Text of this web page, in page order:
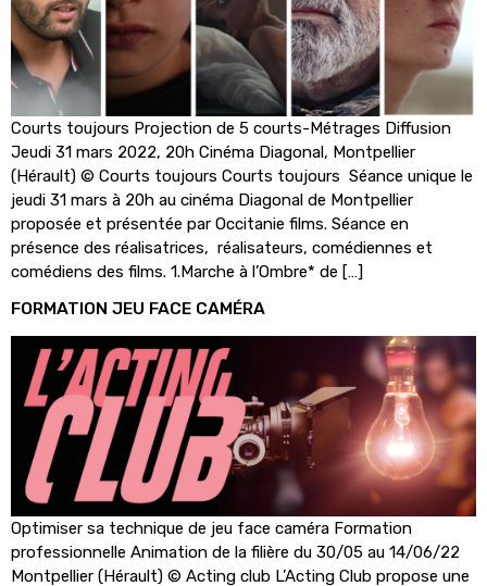
Courts toujours Projection de 5 courts-Métrages Diffusion
Jeudi 31 mars 2022, 20h Cinéma Diagonal, Montpellier
(Hérault) © Courts toujours Courts toujours Séance unique le
jeudi 31 mars à 20h au cinéma Diagonal de Montpellier
proposée et présentée par Occitanie films. Séance en
présence des réalisatrices, réalisateurs, comédiennes et
comédiens des films. 1.Marche à l’Ombre* de […]
FORMATION JEU FACE CAMÉRA
Optimiser sa technique de jeu face caméra Formation
professionnelle Animation de la filière du 30/05 au 14/06/22
Montpellier (Hérault) © Acting club L’Acting Club propose une